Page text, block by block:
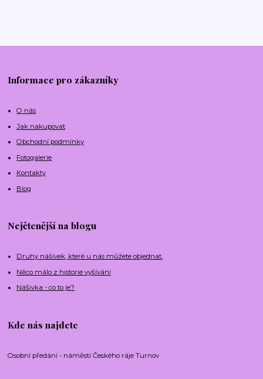
Informace pro zákazníky
O nás
Jak nakupovat
Obchodní podmínky
Fotogalerie
Kontakty
Blog
Nejčtenější na blogu
Druhy nášivek, které u nás můžete objednat.
Něco málo z historie vyšívání
Nášivka - co to je?
Kde nás najdete
Osobní předání - náměstí Českého ráje Turnov